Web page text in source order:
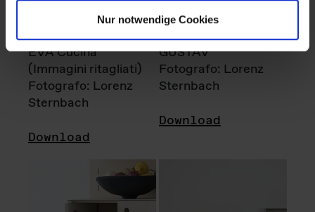
Nur notwendige Cookies
EVA Cucina
(Immagini ritagliati)
Fotografo: Lorenz
Sternbach
Download
GUSTAV
Fotografo: Lorenz
Sternbach
Download